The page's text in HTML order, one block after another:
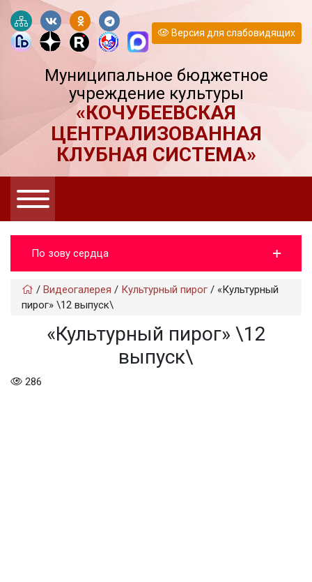
Версия для слабовидящих
Муниципальное бюджетное
учреждение культуры
«КОЧУБЕЕВСКАЯ
ЦЕНТРАЛИЗОВАННАЯ
КЛУБНАЯ СИСТЕМА»
По зову сердца
/ Видеогaлерея / Культурный пирог / «Культурный
пирог» \12 выпуск\
«Культурный пирог» \12
выпуск\
286